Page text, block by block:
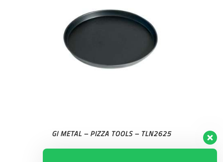
GI METAL – PIZZA TOOLS – TLN2625